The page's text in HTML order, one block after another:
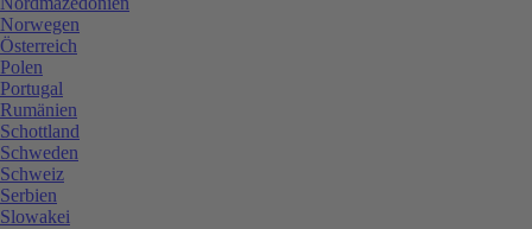
Norwegen
Österreich
Polen
Portugal
Rumänien
Schottland
Schweden
Schweiz
Serbien
Slowakei